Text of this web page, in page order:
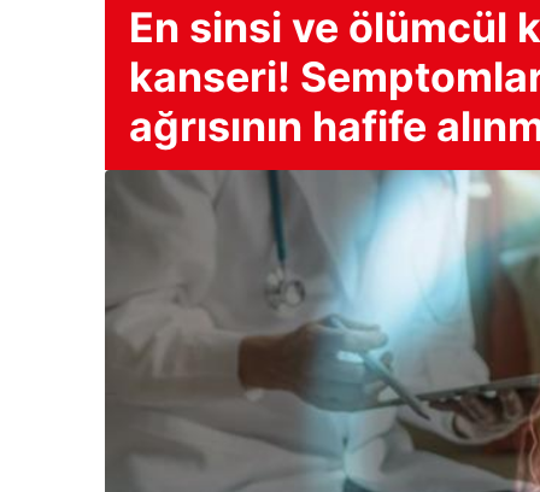
En sinsi ve ölümcül
kanseri!
ağrısının hafife